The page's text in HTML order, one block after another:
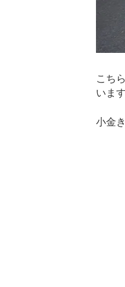
こち
います
小金